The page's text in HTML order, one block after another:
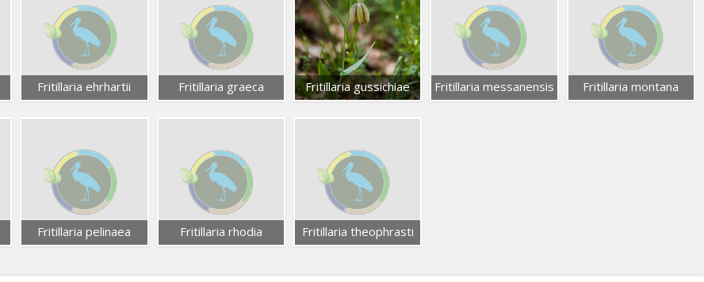
Fritillaria ehrhartii Fritillaria graeca Fritillaria gussichiae Fritillaria messanensis Fritillaria montana
Fritillaria pelinaea Fritillaria rhodia Fritillaria theophrasti